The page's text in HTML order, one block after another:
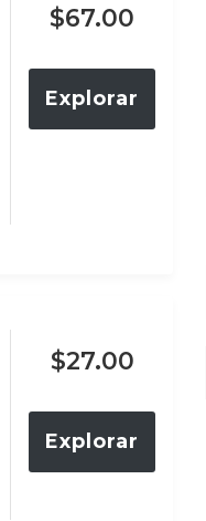
$67.00
Explorar
$27.00
Explorar